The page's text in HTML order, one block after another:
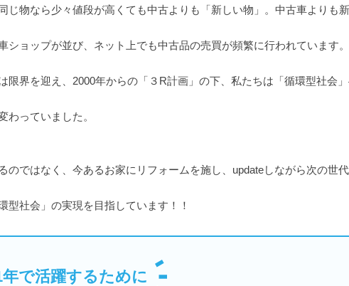
物なら少々値段が高くても中古よりも「新しい物」。中古車よりも
ョップが並び、ネット上でも中古品の売買が頻繁に行われています。
界を迎え、2000年からの「３R計画」の下、私たちは「循環型社会
わっていました。
ではなく、今あるお家にリフォームを施し、updateしながら次の世
社会」の実現を目指しています！！
年で活躍するために